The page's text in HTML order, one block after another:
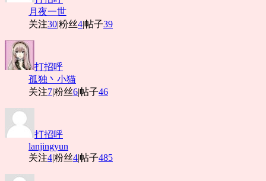
月夜一世
关注30|粉丝4|帖子39
打招呼
孤独丶小猫
关注7|粉丝6|帖子46
打招呼
lanjingyun
关注4|粉丝4|帖子485